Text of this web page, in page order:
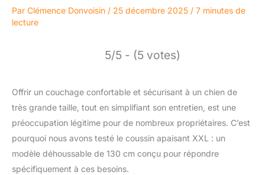
Par Clémence Donvoisin / 25 décembre 2025 / 7 minutes de
lecture
5/5 - (5 votes)
Offrir un couchage confortable et sécurisant à un chien de
très grande taille, tout en simplifiant son entretien, est une
préoccupation légitime pour de nombreux propriétaires. C’est
pourquoi nous avons testé le coussin apaisant XXL : un
modèle déhoussable de 130 cm conçu pour répondre
spécifiquement à ces besoins.